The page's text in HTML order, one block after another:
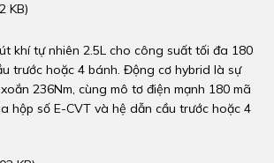
khí tự nhiên 2.5L cho công suất tối đa 180
trước hoặc 4 bánh. Động cơ hybrid là sự
236Nm, cùng mô tơ điện mạnh 180 mã
hộp số E-CVT và hệ dẫn cầu trước hoặc 4